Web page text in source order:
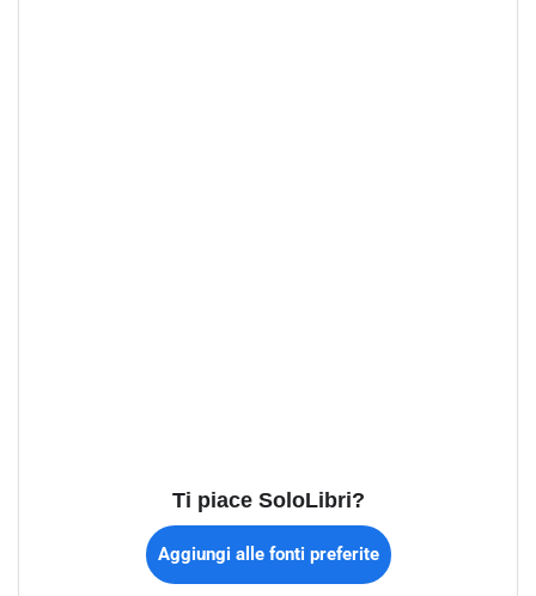
Ti piace SoloLibri?
Aggiungi alle fonti preferite